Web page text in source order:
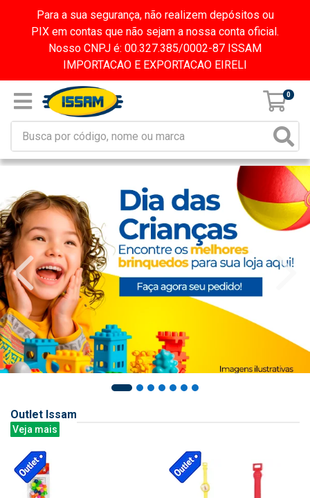
Para a sua segurança, não realizem depósitos ou
PIX em contas que não sejam a nossa conta oficial.
Nosso CNPJ é: 00.327.385/0002-87 ISSAM
IMPORTACAO E EXPORTACAO EIRELI
0
Outlet Issam
Veja mais